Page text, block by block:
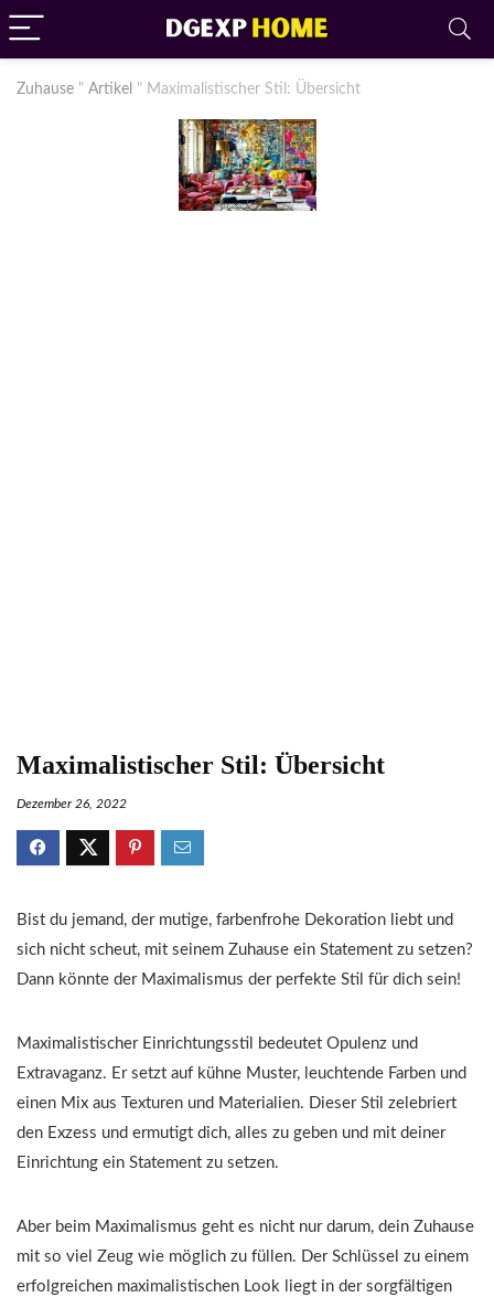
Zuhause " Artikel " Maximalistischer Stil: Übersicht
Maximalistischer Stil: Übersicht
Dezember 26, 2022
Bist du jemand, der mutige, farbenfrohe Dekoration liebt und
sich nicht scheut, mit seinem Zuhause ein Statement zu setzen?
Dann könnte der Maximalismus der perfekte Stil für dich sein!
Maximalistischer Einrichtungsstil bedeutet Opulenz und
Extravaganz. Er setzt auf kühne Muster, leuchtende Farben und
einen Mix aus Texturen und Materialien. Dieser Stil zelebriert
den Exzess und ermutigt dich, alles zu geben und mit deiner
Einrichtung ein Statement zu setzen.
Aber beim Maximalismus geht es nicht nur darum, dein Zuhause
mit so viel Zeug wie möglich zu füllen. Der Schlüssel zu einem
erfolgreichen maximalistischen Look liegt in der sorgfältigen